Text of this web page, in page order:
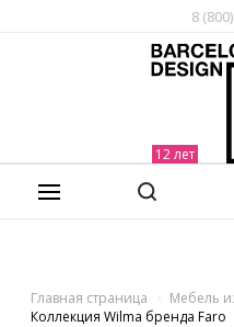
8
Главная страница
Мебель
Коллекция Wilma бренда Faro